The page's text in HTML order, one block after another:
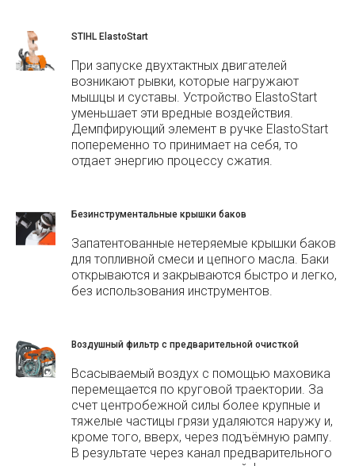
STIHL ElastoStart
При запуске двухтактных двигателей
возникают рывки, которые нагружают
мышцы и суставы. Устройство ElastoStart
уменьшает эти вредные воздействия.
Демпфирующий элемент в ручке ElastoStart
попеременно то принимает на себя, то
отдает энергию процессу сжатия.
Безинструментальные крышки баков
Запатентованные нетеряемые крышки баков
для топливной смеси и цепного масла. Баки
открываются и закрываются быстро и легко,
без использования инструментов.
Воздушный фильтр с предварительной очисткой
Всасываемый воздух с помощью маховика
перемещается по круговой траектории. За
счет центробежной силы более крупные и
тяжелые частицы грязи удаляются наружу и,
кроме того, вверх, через подъёмную рампу.
В результате через канал предварительного